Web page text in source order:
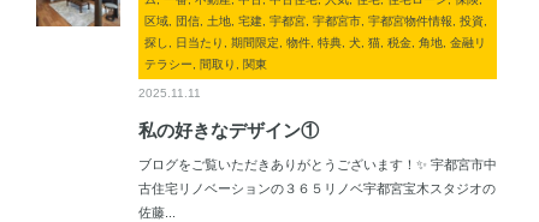
区域, 団信, 土地, 宅建, 宇都宮, 宇都宮市, 宇都宮物件情報, 投資,
探し, 日当たり, 期間限定, 物件, 特典, 犬, 猫, 税金, 角地, 金融リ
テラシー, 間取り, 関東
2025.11.11
私の好きなデザイン①
ブログをご覧いただきありがとうございます！✨ 宇都宮市中
古住宅リノベーションの３６５リノベ宇都宮宝木スタジオの
佐藤...